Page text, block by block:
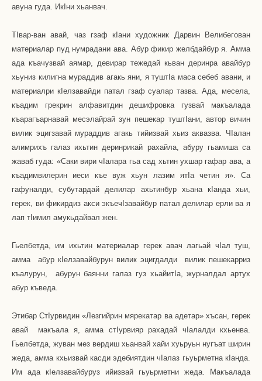
авуна гуда. Ик ни хьанвач.
Т вар-ван авай, чаз гзаф к Iани художник Дарвин Велибегован
материалар пуд нумрадани ава. Абур фикир желбдайбур я. Амма
ада къачузвай аямар, девирар тежедай кьван деринра авайбур
хьуниз килигна мураддив агакь яни, я тушт а маса себеб авани, и
материалри кI елзавайди патал гзаф суалар тазва. Ада, месела,
къадим грекрин алфавитдин дешифровка гузвай макъалада
къарагъарнавай месэлайрай зун пешекар туштI ани, автор вичин
вилик эцигзавай мураддив агакь тийизвай хьиз аквазва. Ч алан
алимрихъ галаз ихьтин деринрикай рахайла, абуру гьамиша са
жаваб гуда: «Саки вири ч Iалара гьа сад хьтин ухшар гафар ава, а
къадимвилерин иеси къе вуж хьун лазим ят а четин я». Са
гафуналди, субутардай делилар ахьтинбур хьана кI анда хьи,
герек, ви фикирдиз акси экъеч Iзавайбур патал делилар ерли ва я
лап т имил амукьдайвал жен.
Гьелбетда, им ихьтин материалар герек авач лагьай ч ал туш,
амма
абур кI елзавайбурун вилик эцигдалди
вилик пешекарриз
къалурун,
абурун баянни галаз гуз хьайитI а, журналдал артух
абур къведа.
Этибар Ст Iурвидин «Лезгийрин мярекатар ва адетар» хъсан, герек
авай
макъала я, амма стI урвияр рахадай ч алалди кхьенва.
Гьелбетда, жуван мез вердиш хьанвай хайи хуьруьн нугъат ширин
жеда, амма кхьизвай касди эдебиятдин ч Iалаз гьуьрметна к Iанда.
Им ада к елзавайбуруз ийизвай гьуьрметни жеда. Макъалада